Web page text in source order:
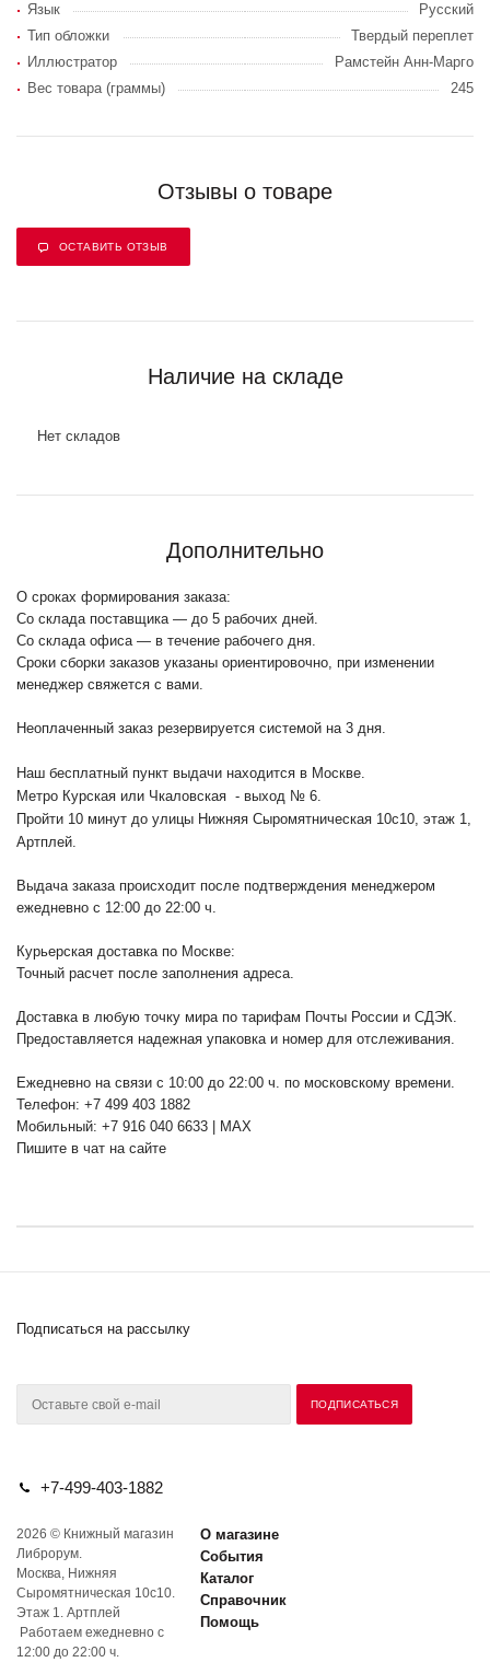
Язык
Русский
Тип обложки
Твердый переплет
Иллюстратор
Рамстейн Анн-Марго
Вес товара (граммы)
245
Отзывы о товаре
ОСТАВИТЬ ОТЗЫВ
Наличие на складе
Нет складов
Дополнительно
О сроках формирования заказа:
Со склада поставщика — до 5 рабочих дней.
Со склада офиса — в течение рабочего дня.
Сроки сборки заказов указаны ориентировочно, при изменении
менеджер свяжется с вами.
Неоплаченный заказ резервируется системой на 3 дня.
Наш бесплатный пункт выдачи находится в Москве.
Метро Курская или Чкаловская - выход № 6.
Пройти 10 минут до улицы Нижняя Сыромятническая 10с10, этаж 1,
Артплей.
Выдача заказа происходит после подтверждения менеджером
ежедневно с 12:00 до 22:00 ч.
Курьерская доставка по Москве:
Точный расчет после заполнения адреса.
Доставка в любую точку мира по тарифам Почты России и СДЭК.
Предоставляется надежная упаковка и номер для отслеживания.
Ежедневно на связи с 10:00 до 22:00 ч. по московскому времени.
Телефон: +7 499 403 1882
Мобильный: +7 916 040 6633 | MAX
Пишите в чат на сайте
Подписаться на рассылку
+7-499-403-1882
2026 © Книжный магазин
Либрорум.
Москва, Нижняя
Сыромятническая 10с10.
Этаж 1. Артплей
Работаем ежедневно с
12:00 до 22:00 ч.
О магазине
События
Каталог
Справочник
Помощь